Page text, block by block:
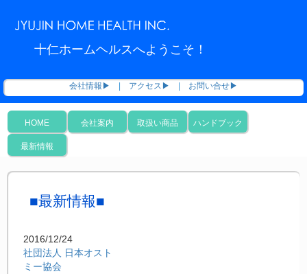
十仁ホームヘルスへようこそ！
会社情報▶ アクセス▶ お問い合せ▶
HOME 会社案内 取扱い商品 ハンドブック
最新情報
■最新情報■
2016/12/24
社団法人 日本オスト
ミー協会